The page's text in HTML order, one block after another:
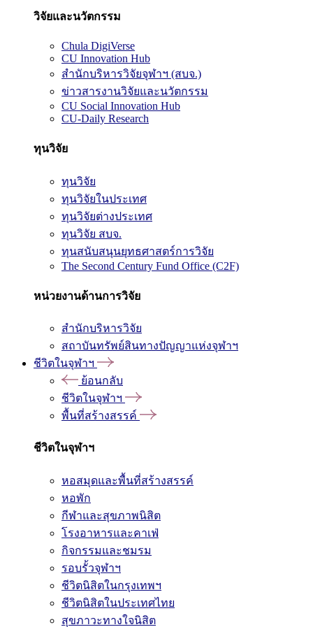
วิจัยและนวัตกรรม
Chula DigiVerse
CU Innovation Hub
สำนักบริหารวิจัยจุฬาฯ (สบจ.)
ข่าวสารงานวิจัยและนวัตกรรม
CU Social Innovation Hub
CU-Daily Research
ทุนวิจัย
ทุนวิจัย
ทุนวิจัยในประเทศ
ทุนวิจัยต่างประเทศ
ทุนวิจัย สบจ.
ทุนสนับสนุนยุทธศาสตร์การวิจัย
The Second Century Fund Office (C2F)
หน่วยงานด้านการวิจัย
สำนักบริหารวิจัย
สถาบันทรัพย์สินทางปัญญาแห่งจุฬาฯ
ชีวิตในจุฬาฯ
ย้อนกลับ
ชีวิตในจุฬาฯ
พื้นที่สร้างสรรค์
ชีวิตในจุฬาฯ
หอสมุดและพื้นที่สร้างสรรค์
หอพัก
กีฬาและสุขภาพนิสิต
โรงอาหารและคาเฟ่
กิจกรรมและชมรม
รอบรั้วจุฬาฯ
ชีวิตนิสิตในกรุงเทพฯ
ชีวิตนิสิตในประเทศไทย
สุขภาวะทางใจนิสิต